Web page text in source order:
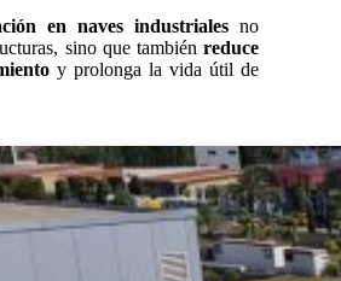
en naves industriales no
sino que también reduce
y prolonga la vida útil de